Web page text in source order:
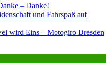
– Danke!
und Fahrspaß auf
wird Eins – Motogiro Dresden